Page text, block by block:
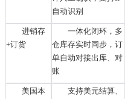
自动识别
进销存
+订货
一体化闭环，多
仓库存实时同步，订
单自动对接出库、对
账
美国本
支持美元结算、